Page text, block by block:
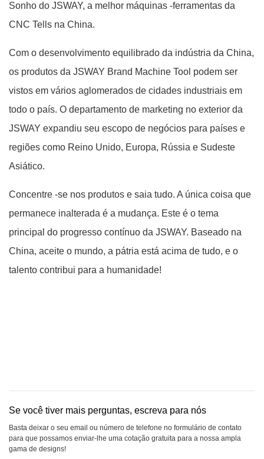
Sonho do JSWAY, a melhor máquinas -ferramentas da
CNC Tells na China.
Com o desenvolvimento equilibrado da indústria da China,
os produtos da JSWAY Brand Machine Tool podem ser
vistos em vários aglomerados de cidades industriais em
todo o país. O departamento de marketing no exterior da
JSWAY expandiu seu escopo de negócios para países e
regiões como Reino Unido, Europa, Rússia e Sudeste
Asiático.
Concentre -se nos produtos e saia tudo. A única coisa que
permanece inalterada é a mudança. Este é o tema
principal do progresso contínuo da JSWAY. Baseado na
China, aceite o mundo, a pátria está acima de tudo, e o
talento contribui para a humanidade!
Se você tiver mais perguntas, escreva para nós
Basta deixar o seu email ou número de telefone no formulário de contato
para que possamos enviar-lhe uma cotação gratuita para a nossa ampla
gama de designs!